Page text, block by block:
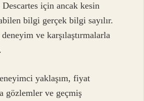
Descartes için ancak kesin
bilgi gerçek bilgi sayılır.
ve karşılaştırmalarla
yaklaşım, fiyat
gözlemler ve geçmiş